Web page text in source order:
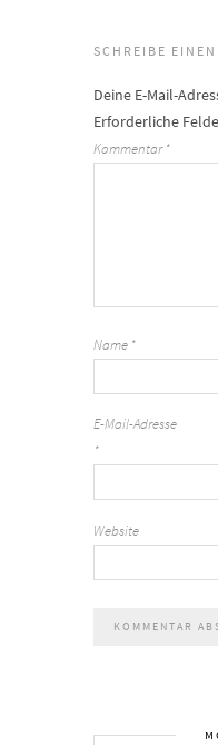
SCHREIBE
Deine E-Mail-
Erforderliche
Kommentar*
Name *
E-Mail-Adresse
*
Website